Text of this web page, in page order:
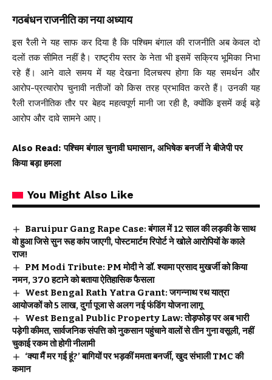
गठबंधन राजनीति का नया अध्याय
इस रैली ने यह साफ कर दिया है कि पश्चिम बंगाल की राजनीति अब केवल दो
दलों तक सीमित नहीं है। राष्ट्रीय स्तर के नेता भी इसमें सक्रिय भूमिका निभा
रहे हैं। आने वाले समय में यह देखना दिलचस्प होगा कि यह समर्थन और
आरोप-प्रत्यारोप चुनावी नतीजों को किस तरह प्रभावित करते हैं। उनकी यह
रैली राजनीतिक तौर पर बेहद महत्वपूर्ण मानी जा रही है, क्योंकि इसमें कई बड़े
आरोप और दावे सामने आए।
Also Read: पश्चिम बंगाल चुनावी घमासान, अभिषेक बनर्जी ने बीजेपी पर
किया बड़ा हमला
You Might Also Like
Baruipur Gang Rape Case: बंगाल में 12 साल की लड़की के साथ
वो हुआ जिसे सुन रूह कांप जाएगी, पोस्टमार्टम रिपोर्ट ने खोले आरोपियों के काले
राज!
PM Modi Tribute: PM मोदी ने डॉ. श्यामा प्रसाद मुखर्जी को किया
नमन, 370 हटाने को बताया ऐतिहासिक फैसला
West Bengal Rath Yatra Grant: जगन्नाथ रथ यात्रा
आयोजकों को 5 लाख, दुर्गा पूजा से अलग नई फंडिंग योजना लागू
West Bengal Public Property Law: तोड़फोड़ पर अब भारी
पड़ेगी कीमत, सार्वजनिक संपत्ति को नुकसान पहुंचाने वालों से तीन गुना वसूली, नहीं
चुकाई रकम तो होगी नीलामी
‘क्या मैं मर गई हूं?’ बागियों पर भड़कीं ममता बनर्जी, खुद संभाली TMC की
कमान